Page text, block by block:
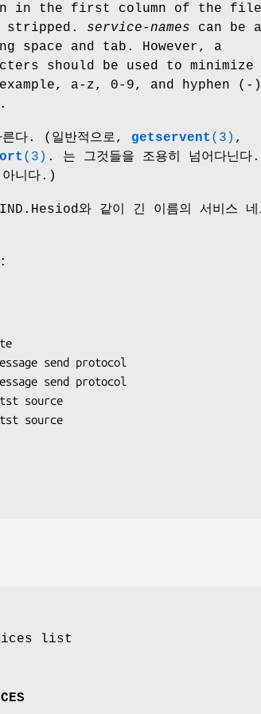
in the first column of the
stripped. service-names can be
space and tab. However, a
should be used to minimize
a-z, 0-9, and hyphen (-)
른다. (일반적으로, getservent (3) ,
(3) . 는 그것들을 조용히 넘어다닌다
니다.)
와 같이 긴 이름의 서비스 네
send protocol
send protocol
source
source
list